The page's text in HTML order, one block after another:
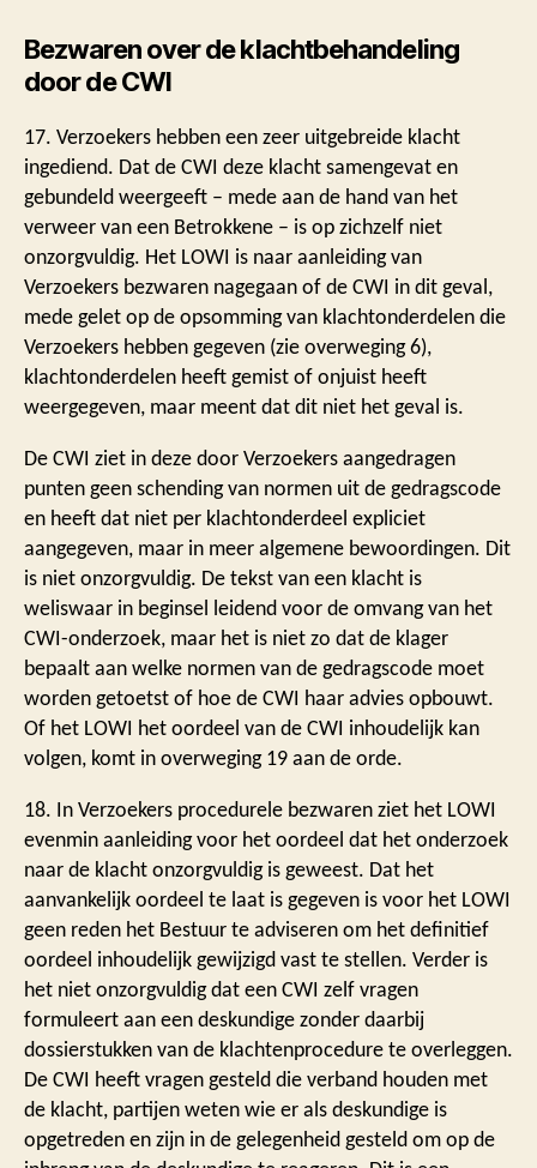
Bezwaren over de klachtbehandeling
door de CWI
17. Verzoekers hebben een zeer uitgebreide klacht
ingediend. Dat de CWI deze klacht samengevat en
gebundeld weergeeft – mede aan de hand van het
verweer van een Betrokkene – is op zichzelf niet
onzorgvuldig. Het LOWI is naar aanleiding van
Verzoekers bezwaren nagegaan of de CWI in dit geval,
mede gelet op de opsomming van klachtonderdelen die
Verzoekers hebben gegeven (zie overweging 6),
klachtonderdelen heeft gemist of onjuist heeft
weergegeven, maar meent dat dit niet het geval is.
De CWI ziet in deze door Verzoekers aangedragen
punten geen schending van normen uit de gedragscode
en heeft dat niet per klachtonderdeel expliciet
aangegeven, maar in meer algemene bewoordingen. Dit
is niet onzorgvuldig. De tekst van een klacht is
weliswaar in beginsel leidend voor de omvang van het
CWI-onderzoek, maar het is niet zo dat de klager
bepaalt aan welke normen van de gedragscode moet
worden getoetst of hoe de CWI haar advies opbouwt.
Of het LOWI het oordeel van de CWI inhoudelijk kan
volgen, komt in overweging 19 aan de orde.
18. In Verzoekers procedurele bezwaren ziet het LOWI
evenmin aanleiding voor het oordeel dat het onderzoek
naar de klacht onzorgvuldig is geweest. Dat het
aanvankelijk oordeel te laat is gegeven is voor het LOWI
geen reden het Bestuur te adviseren om het definitief
oordeel inhoudelijk gewijzigd vast te stellen. Verder is
het niet onzorgvuldig dat een CWI zelf vragen
formuleert aan een deskundige zonder daarbij
dossierstukken van de klachtenprocedure te overleggen.
De CWI heeft vragen gesteld die verband houden met
de klacht, partijen weten wie er als deskundige is
opgetreden en zijn in de gelegenheid gesteld om op de